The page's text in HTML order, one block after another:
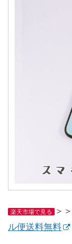
楽天市場で見る ＞＞
ル便送料無料